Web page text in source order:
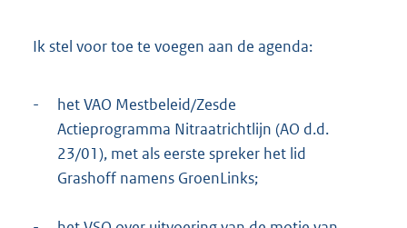
Ik stel voor toe te voegen aan de agenda:
-
het VAO Mestbeleid/Zesde
Actieprogramma Nitraatrichtlijn (AO d.d.
23/01), met als eerste spreker het lid
Grashoff namens GroenLinks;